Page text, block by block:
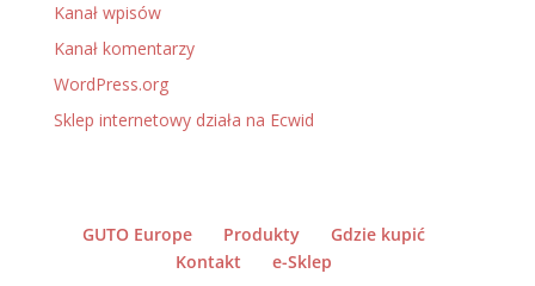
Kanał wpisów
Kanał komentarzy
WordPress.org
Sklep internetowy działa na Ecwid
GUTO Europe Produkty
Gdzie kupić
Kontakt
e-Sklep